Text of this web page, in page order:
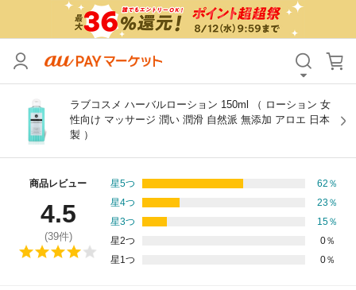
ラブコスメ ハーバルローション 150ml （ ローション 女
性向け マッサージ 潤い 潤滑 自然派 無添加 アロエ 日本
製 ）
商品レビュー
4.5
(39件)
星5つ 62 ％
星4つ
23％
星3つ
15％
星2つ
0％
星1つ
0％
カテゴリ すべて
価格 すべて
支払い方法
その他の条件
送料無料
Pontaパス特典対象すべて